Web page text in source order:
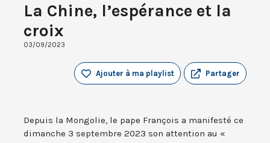
La Chine, l’espérance et la
croix
03/09/2023
Partager
Ajouter à ma playlist
Depuis la Mongolie, le pape François a manifesté ce
dimanche 3 septembre 2023 son attention au «